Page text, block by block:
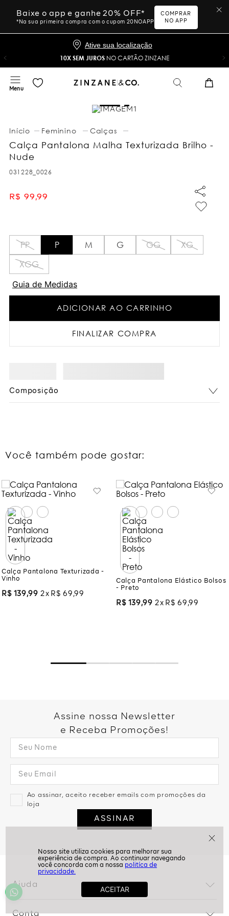
Baixe o app e ganhe 20% OFF*
*Na sua primeira compra com o cupom 20NOAPP
COMPRAR
NO APP
Ative sua localização
10X SEM JUROS NO CARTÃO ZINZANE
politíca de
privacidade.
Feminino Calças
Calça Pantalona Malha Texturizada Brilho -
Nude
031228_0026
R$ 99,99
PP P M G GG
XG
XGG
Guia de Medidas
ADICIONAR AO CARRINHO
FINALIZAR COMPRA
Composição
Você também pode gostar:
Calça Pantalona Texturizada -
Vinho
139
Calça Pantalona Elástico Bolsos
- Preto
R$ 139,99
Assine nossa Newsletter
e Receba Promoções!
Ao assinar, aceito receber emails com promoções da
ASSINAR
Ajuda